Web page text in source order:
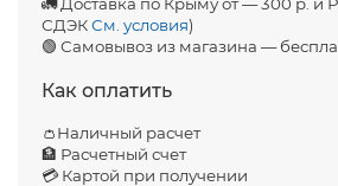
СДЭКСм. условия)
🟢 Самовывоз из магазина —
Как оплатить
👛Наличный расчет
🏦 Расчетный счет
💳 Картой при получении